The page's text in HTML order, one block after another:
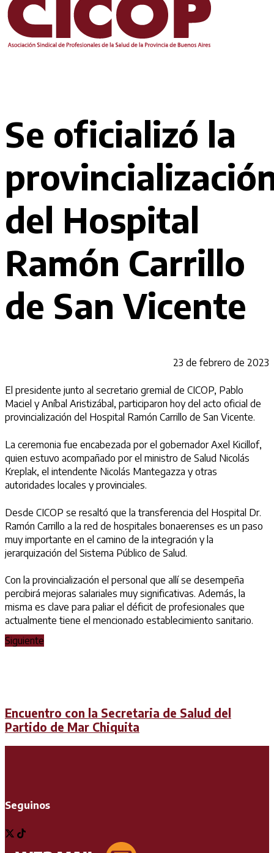
Se oficializó la
del Hospital
Ramón Carrillo
de San Vicente
23 de febrero de 2023
El presidente junto al secretario gremial de CICOP, Pablo
Maciel y Aníbal Aristizábal, participaron hoy del acto oficial de
provincialización del Hospital Ramón Carrillo de San Vicente.
La ceremonia fue encabezada por el gobernador Axel Kicillof,
quien estuvo acompañado por el ministro de Salud Nicolás
Kreplak, el intendente Nicolás Mantegazza y otras
autoridades locales y provinciales.
Desde CICOP se resaltó que la transferencia del Hospital Dr.
Ramón Carrillo a la red de hospitales bonaerenses es un paso
muy importante en el camino de la integración y la
jerarquización del Sistema Público de Salud.
Con la provincialización el personal que allí se desempeña
percibirá mejoras salariales muy significativas. Además, la
misma es clave para paliar el déficit de profesionales que
actualmente tiene el mencionado establecimiento sanitario.
Siguiente
Encuentro con la Secretaria de Salud del
Partido de Mar Chiquita
Seguinos